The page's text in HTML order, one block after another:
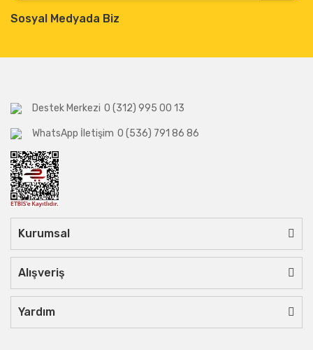
Sosyal Medyada Biz
Destek Merkezi 0 (312) 995 00 13
WhatsApp İletişim 0 (536) 791 86 86
Kurumsal
Alışveriş
Yardım